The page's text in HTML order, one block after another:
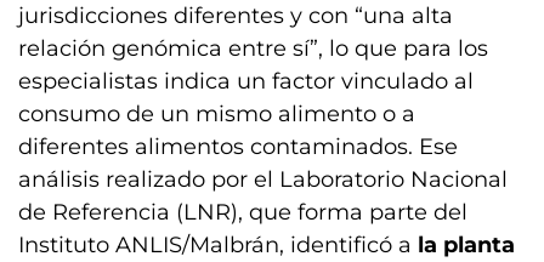
jurisdicciones diferentes y con “una alta
relación genómica entre sí”, lo que para los
especialistas indica un factor vinculado al
consumo de un mismo alimento o a
diferentes alimentos contaminados. Ese
análisis realizado por el Laboratorio Nacional
de Referencia (LNR), que forma parte del
Instituto ANLIS/Malbrán, identificó a la planta